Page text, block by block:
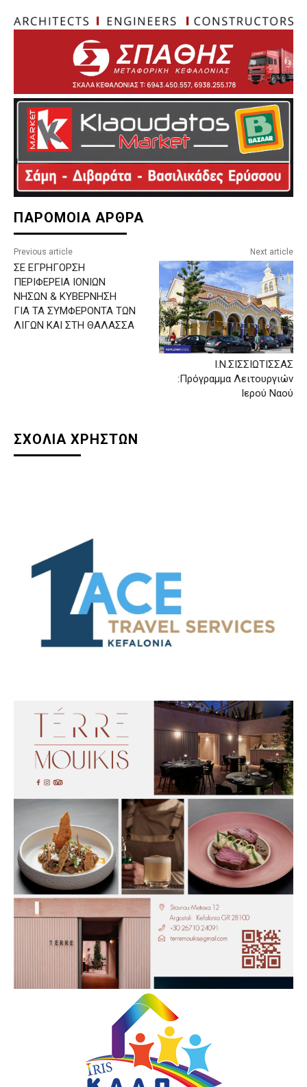
ΠΑΡΟΜΟΙΑ ΑΡΘΡΑ
Previous article
ΣΕ ΕΓΡΗΓΟΡΣΗ
ΠΕΡΙΦΕΡΕΙΑ ΙΟΝΙΩΝ
ΝΗΣΩΝ & ΚΥΒΕΡΝΗΣΗ
ΓΙΑ ΤΑ ΣΥΜΦΕΡΟΝΤΑ ΤΩΝ
ΛΙΓΩΝ ΚΑΙ ΣΤΗ ΘΑΛΑΣΣΑ
Next article
Ι.Ν.ΣΙΣΣΙΩΤΙΣΣΑΣ
:Πρόγραμμα Λειτουργιών
Ιερού Ναού
ΣΧΟΛΙΑ ΧΡΗΣΤΩΝ